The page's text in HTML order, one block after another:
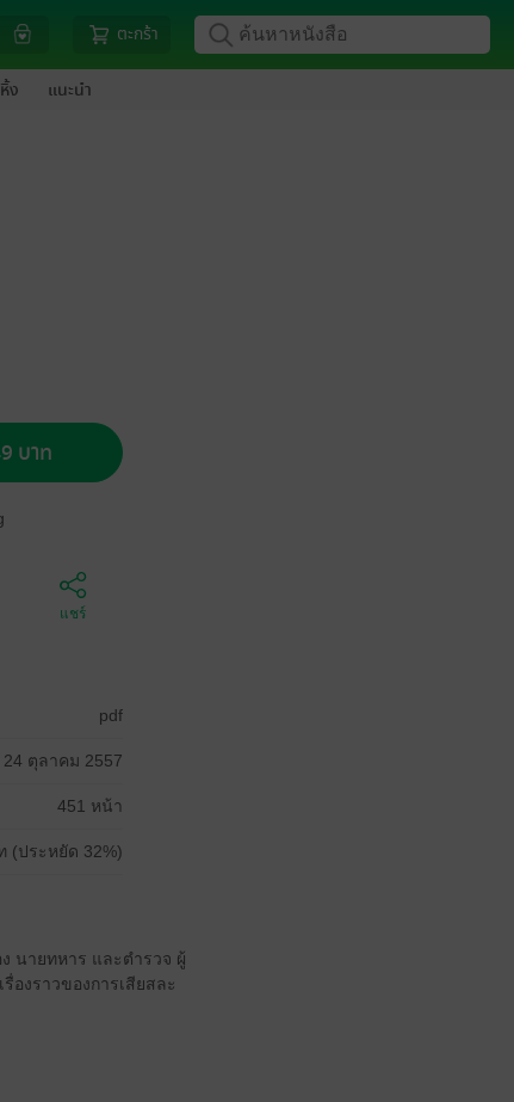
ตะกร้า
ง แนะนำ
บาท
แชร์
pdf
24 ตุลาคม 2557
451 หน้า
(ประหยัด 32%)
นายทหาร และตำรวจ ผู้
องราวของการเสียสละ